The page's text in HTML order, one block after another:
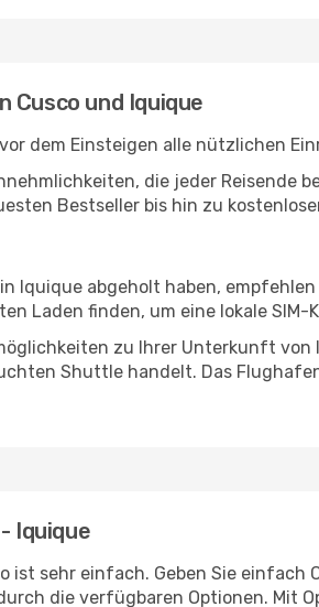
Cusco und Iquique
dem Einsteigen alle nützlichen
die jeder Reisende
Bestseller bis hin zu
Iquique abgeholt haben,
Laden finden, um eine lokale
zu Ihrer Unterkunft
Shuttle handelt. Das
Iquique
ist sehr einfach. Geben Sie
die verfügbaren Optionen. Mit